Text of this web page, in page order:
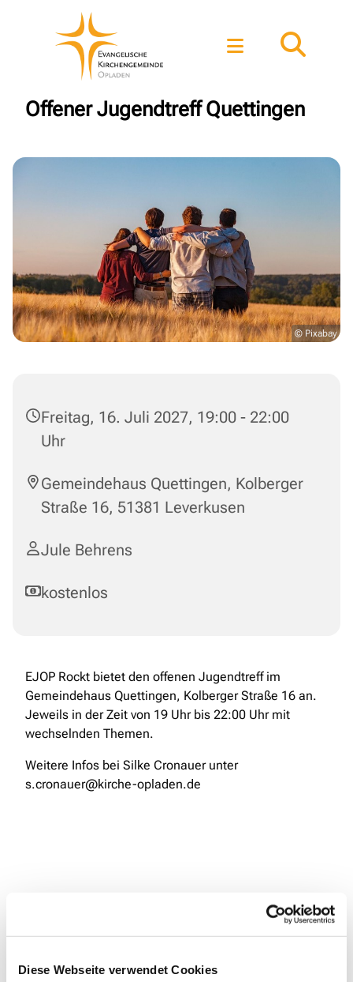
Diese Webseite verwendet Cookies
Offener Jugendtreff Quettingen
© Pixabay
Freitag, 16. Juli 2027, 19:00 - 22:00
Uhr
Gemeindehaus Quettingen, Kolberger
Straße 16, 51381 Leverkusen
Jule Behrens
kostenlos
EJOP Rockt bietet den offenen Jugendtreff im
Gemeindehaus Quettingen, Kolberger Straße 16 an.
Jeweils in der Zeit von 19 Uhr bis 22:00 Uhr mit
wechselnden Themen.
Weitere Infos bei Silke Cronauer unter
s.cronauer@kirche-opladen.de